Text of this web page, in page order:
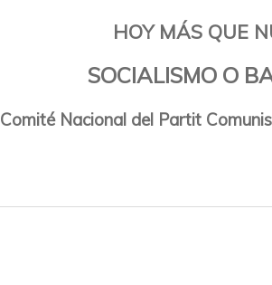
HOY MÁS QUE
SOCIALISMO O
Comité Nacional del Partit